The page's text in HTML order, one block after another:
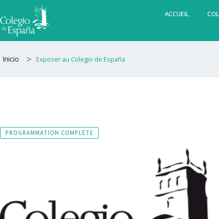
au
contenu
ACCUEIL
Inicio > Exposer au Colegio de España
PROGRAMMATION COMPLÈTE